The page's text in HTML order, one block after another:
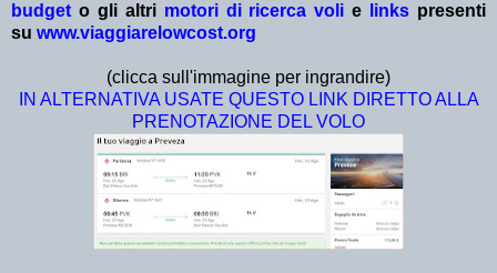
budget o gli altri motori di ricerca voli e links presenti
su www.viaggiarelowcost.org
(clicca sull'immagine per ingrandire)
IN ALTERNATIVA USATE QUESTO LINK DIRETTO ALLA
PRENOTAZIONE DEL VOLO